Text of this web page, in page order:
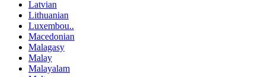
Latvian
Lithuanian
Luxembou..
Macedonian
Malagasy
Malay
Malayalam